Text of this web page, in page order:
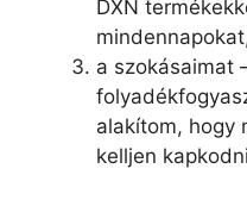
DXN
a szokásaimat
alakítom, hogy
kelljen